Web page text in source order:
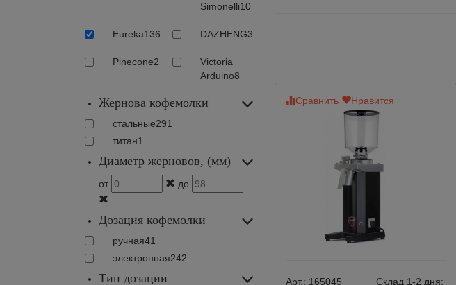
Simonelli10
Eureka136 DAZHENG3
Pinecone2
Victoria
Arduino8
Жернова кофемолки
стальные291
титан1
Диаметр жерновов, (мм)
от до
Дозация кофемолки
ручная41
электронная242
Тип дозации
Сравнить Нравится
Арт.: 165045
Склад 1-2 дня: